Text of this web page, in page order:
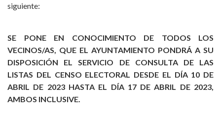
siguiente:
SE PONE EN CONOCIMIENTO DE TODOS LOS
VECINOS/AS, QUE EL AYUNTAMIENTO PONDRÁ A SU
DISPOSICIÓN EL SERVICIO DE CONSULTA DE LAS
LISTAS DEL CENSO ELECTORAL DESDE EL DÍA 10 DE
ABRIL DE 2023 HASTA EL DÍA 17 DE ABRIL DE 2023,
AMBOS INCLUSIVE.